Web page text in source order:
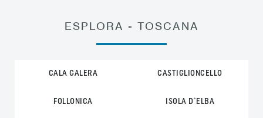
ESPLORA - TOSCANA
CALA GALERA CASTIGLIONCELLO
FOLLONICA ISOLA D`ELBA